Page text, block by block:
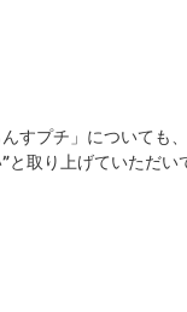
すプチ」についても、
取り上げていただい